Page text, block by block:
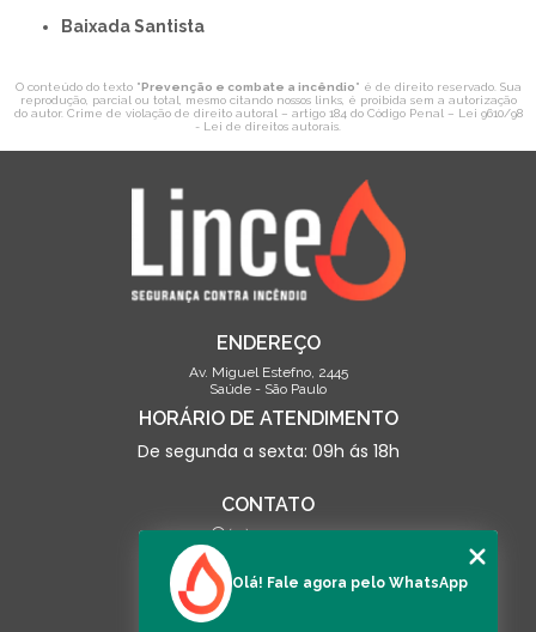
Baixada Santista
O conteúdo do texto "Prevenção e combate a incêndio​" é de direito reservado. Sua
reprodução, parcial ou total, mesmo citando nossos links, é proibida sem a autorização
do autor. Crime de violação de direito autoral – artigo 184 do Código Penal – Lei 9610/98
- Lei de direitos autorais
ENDEREÇO
Av. Miguel Estefno, 2445
Saúde - São Paulo
HORÁRIO DE ATENDIMENTO
De segunda a sexta: 09h ás 18h
CONTATO
(13) 3500-0703
contato@linceseguranca.com.br
SIGA-NOS
Olá! Fale agora pelo WhatsApp